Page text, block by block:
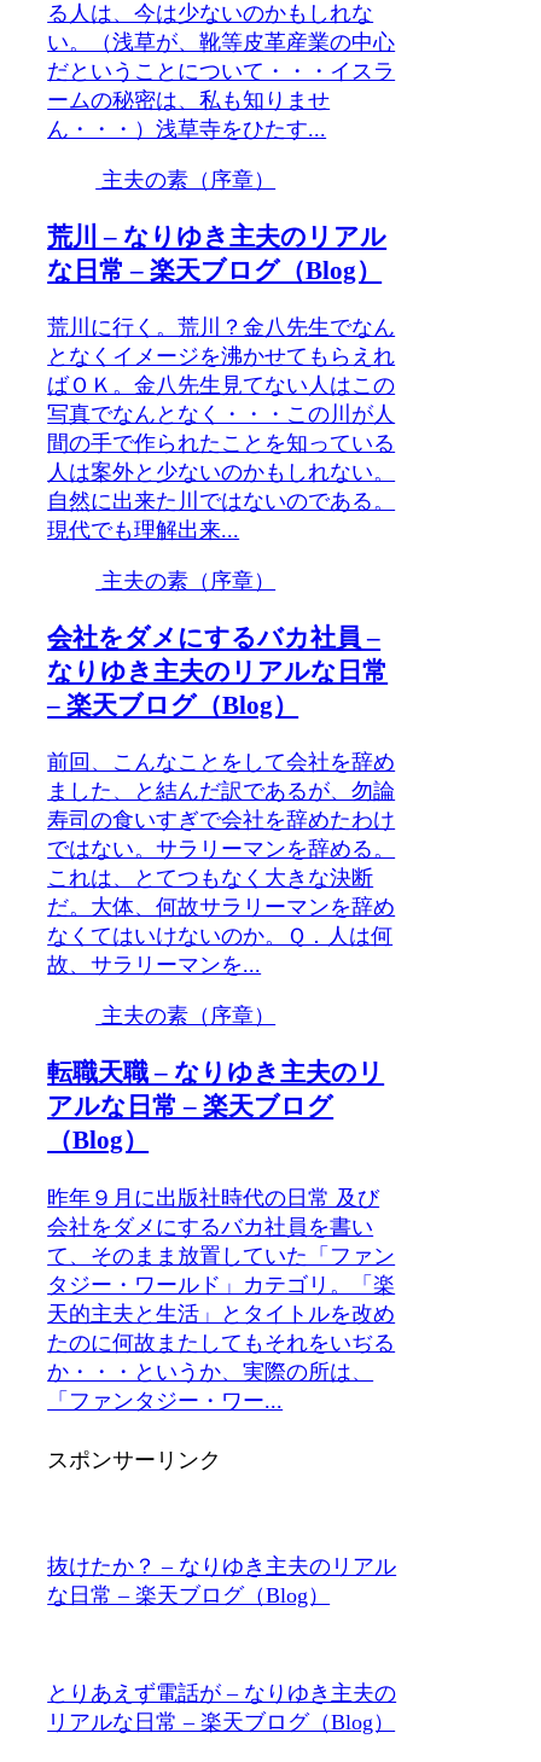
る人は、今は少ないのかもしれな
い。（浅草が、靴等皮革産業の中心
だということについて・・・イスラ
ームの秘密は、私も知りませ
ん・・・）浅草寺をひたす...
主夫の素（序章）
荒川 – なりゆき主夫のリアル
な日常 – 楽天ブログ（Blog）
荒川に行く。荒川？金八先生でなん
となくイメージを沸かせてもらえれ
ばＯＫ。金八先生見てない人はこの
写真でなんとなく・・・この川が人
間の手で作られたことを知っている
人は案外と少ないのかもしれない。
自然に出来た川ではないのである。
現代でも理解出来...
主夫の素（序章）
会社をダメにするバカ社員 –
なりゆき主夫のリアルな日常
– 楽天ブログ（Blog）
前回、こんなことをして会社を辞め
ました、と結んだ訳であるが、勿論
寿司の食いすぎで会社を辞めたわけ
ではない。サラリーマンを辞める。
これは、とてつもなく大きな決断
だ。大体、何故サラリーマンを辞め
なくてはいけないのか。Ｑ．人は何
故、サラリーマンを...
主夫の素（序章）
転職天職 – なりゆき主夫のリ
アルな日常 – 楽天ブログ
（Blog）
昨年９月に出版社時代の日常 及び
会社をダメにするバカ社員を書い
て、そのまま放置していた「ファン
タジー・ワールド」カテゴリ。「楽
天的主夫と生活」とタイトルを改め
たのに何故またしてもそれをいぢる
か・・・というか、実際の所は、
「ファンタジー・ワー...
スポンサーリンク
抜けたか？ – なりゆき主夫のリアル
な日常 – 楽天ブログ（Blog）
とりあえず電話が – なりゆき主夫の
リアルな日常 – 楽天ブログ（Blog）